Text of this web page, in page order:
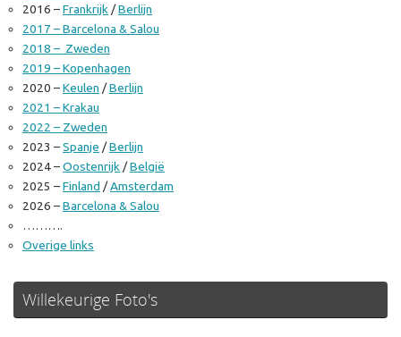
2016 –Frankrijk /Berlijn
2017 – Barcelona & Salou
2018 – Zweden
2019 – Kopenhagen
2020 –Keulen /Berlijn
2021 – Krakau
2022 – Zweden
2023 –Spanje /Berlijn
2024 –Oostenrijk /België
2025 –Finland /Amsterdam
2026 –Barcelona & Salou
……….
Overige links
Willekeurige Foto's